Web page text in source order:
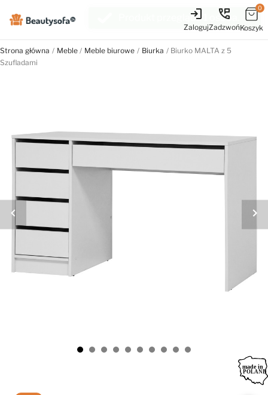
login
Zaloguj
perm_phone_msg
Zadzwoń
0
Koszyk
Strona główna Meble Meble biurowe Biurka
Biurko MALTA z 5
Szufladami